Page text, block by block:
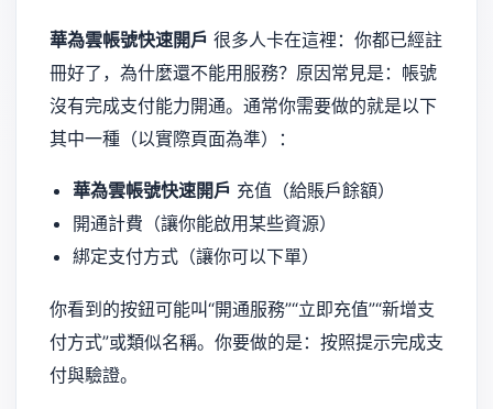
華為雲帳號快速開戶 很多人卡在這裡：你都已經註
冊好了，為什麼還不能用服務？原因常見是：帳號
沒有完成支付能力開通。通常你需要做的就是以下
其中一種（以實際頁面為準）：
華為雲帳號快速開戶 充值（給賬戶餘額）
開通計費（讓你能啟用某些資源）
綁定支付方式（讓你可以下單）
你看到的按鈕可能叫“開通服務”“立即充值”“新增支
付方式”或類似名稱。你要做的是：按照提示完成支
付與驗證。